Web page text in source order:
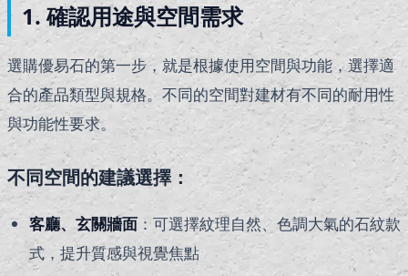
1.確認用途與空間需求
選購優易石的第一步，就是根據使用空間與功能，選擇適
合的產品類型與規格。不同的空間對建材有不同的耐用性
與功能性要求。
不同空間的建議選擇：
客廳、玄關牆面 ：可選擇紋理自然、色調大氣的石紋款
式，提升質感與視覺焦點